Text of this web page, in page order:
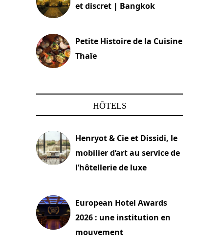
et discret | Bangkok
Petite Histoire de la Cuisine
Thaïe
HÔTELS
Henryot & Cie et Dissidi, le
mobilier d’art au service de
l’hôtellerie de luxe
European Hotel Awards
2026 : une institution en
mouvement